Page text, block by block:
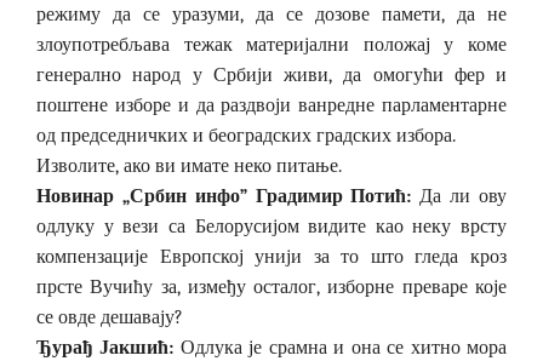
режиму да се уразуми, да се дозове памети, да не
злоупотребљава тежак материјални положај у коме
генерално народ у Србији живи, да омогући фер и
поштене изборе и да раздвоји ванредне парламентарне
од председничких и београдских градских избора.
Изволите, ако ви имате неко питање.
Новинар „Србин инфо” Градимир Потић: Да ли ову
одлуку у вези са Белорусијом видите као неку врсту
компензације Европској унији за то што гледа кроз
прсте Вучићу за, између осталог, изборне преваре које
се овде дешавају?
Ђурађ Јакшић: Одлука је срамна и она се хитно мора